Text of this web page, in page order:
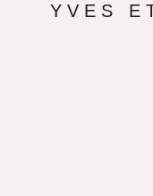
YVES